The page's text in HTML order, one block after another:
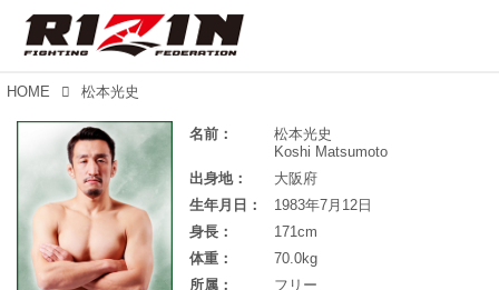
HOME 松本光史
名前：
松本光史
Koshi Matsumoto
出身地：
大阪府
生年月日：
1983年7月12日
身長：
171cm
体重：
70.0kg
所属：
フリー